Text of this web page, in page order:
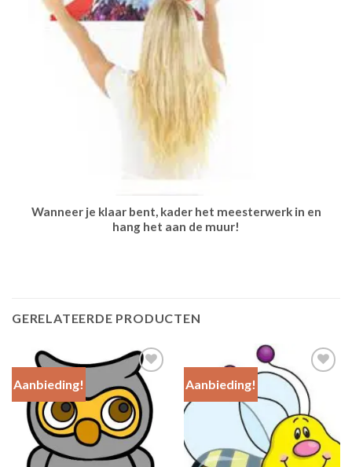
Wanneer je klaar bent, kader het meesterwerk in en
hang het aan de muur!
GERELATEERDE PRODUCTEN
Aanbieding!
Add to
Wishlist
Aanbieding!
Add to
Wishlist